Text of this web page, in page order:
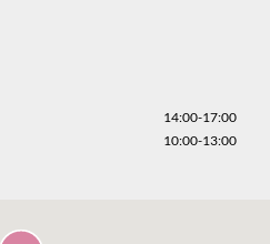
14:00-17:00
10:00-13:00